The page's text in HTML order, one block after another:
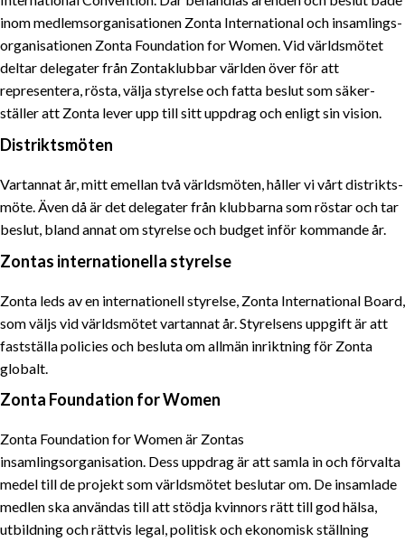
inom medlems­organisationen Zonta International och insamlings­­
organisationen Zonta Foundation for Women. Vid världsmötet
deltar delegater från Zontaklubbar världen över för att
representera, rösta, välja styrelse och fatta beslut som säker­
ställer att Zonta lever upp till sitt uppdrag och enligt sin vision.
Distriktsmöten
Vartannat år, mitt emellan två världs­möten, håller vi vårt distrikts­
möte. Även då är det delegater från klubbarna som röstar och tar
beslut, bland annat om styrelse och budget inför kommande år.
Zontas internationella styrelse
Zonta leds av en internationell styrelse, Zonta International Board,
som väljs vid världsmötet vartannat år. Styrelsens uppgift är att
fastställa policies och besluta om allmän inriktning för Zonta
globalt.
Zonta Foundation for Women
Zonta Foundation for Women är Zontas
insamlingsorganisation. Dess uppdrag är att samla in och förvalta
medel till de projekt som världsmötet beslutar om. De insamlade
medlen ska användas till att stödja kvinnors rätt till god hälsa,
utbildning och rättvis legal, politisk och ekonomisk ställning